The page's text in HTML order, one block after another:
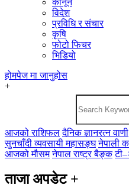
कानून
विदेश
प्रविधि र संचार
कृषि
फोटो फिचर
भिडियो
होमपेज मा जानुहोस
+
आजको राशिफल दैनिक ज्ञानरत्न वाणी
सुनचाँदी व्यवसायी महासङ्घ नेपाली
आजको मौसम नेपाल राष्ट्र बैङ्क
ताजा अपडेट +